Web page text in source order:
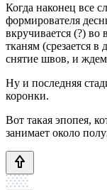
Когда наконец все
формирователя
вкручивается (?) во
тканям (срезается
снятие швов, и
Ну и последняя
коронки.
Вот такая эпопея,
занимает около